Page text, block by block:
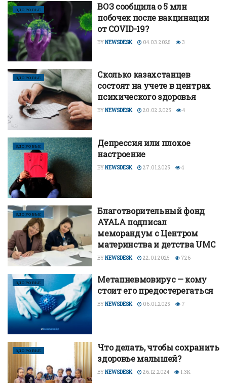
ЗДОРОВЬЕ
ВОЗ сообщила о 5 млн
побочек после вакцинации
от COVID-19?
BYNEWSDESK 04.03.2025 3
ЗДОРОВЬЕ
Сколько казахстанцев
состоят на учете в центрах
психического здоровья
BYNEWSDESK 20.02.2025 4
ЗДОРОВЬЕ
Депрессия или плохое
настроение
BYNEWSDESK 27.01.2025 4
ЗДОРОВЬЕ
Благотворительный фонд
AYALA подписал
меморандум с Центром
материнства и детства UMC
BYNEWSDESK 22.01.2025 726
ЗДОРОВЬЕ
Метапневмовирус — кому
стоит его предостерегаться
BYNEWSDESK 06.01.2025 7
ЗДОРОВЬЕ
Что делать, чтобы сохранить
здоровье малышей?
BYNEWSDESK 26.12.2024 1.3K